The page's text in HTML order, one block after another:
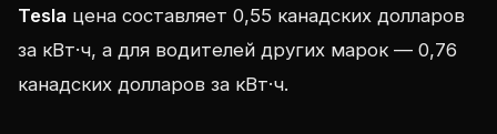
Tesla цена составляет 0,55 канадских долларов
за кВт·ч, а для водителей других марок — 0,76
канадских долларов за кВт·ч.